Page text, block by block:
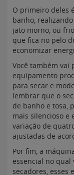
O primeiro deles
banho,
jato morno, ou
que fica no pelo
economizar
Você também vai
equipamento
para secar e
lembrar que o
de banho e tosa,
mais silencioso e
variação de
ajustadas de
Por fim, a
essencial no qual
secadores,